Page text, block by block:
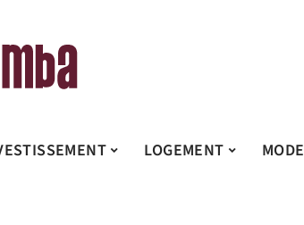
LOGEMENT MODE